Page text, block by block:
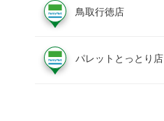
鳥取行徳店
パレットとっとり店